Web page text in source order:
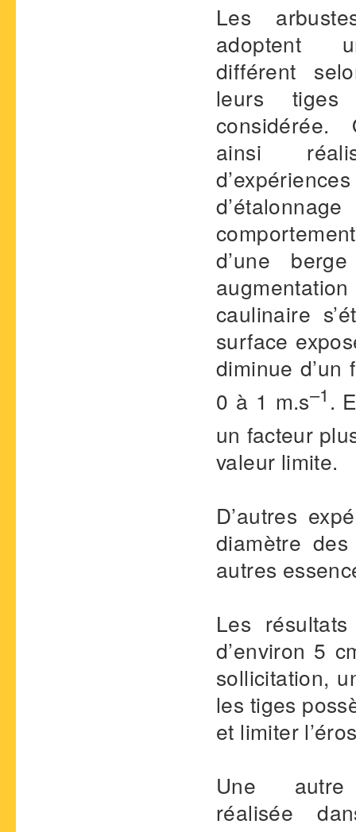
Les
adoptent
différent
leurs
ainsi
d’une
caulinaire
surface
diminue
0 à 1 m.s–1 .
un facteur
valeur limite.
D’autres
diamètre
autres
Les
d’environ 5
sollicitation,
les tiges
et limiter
Une autre
réalisée